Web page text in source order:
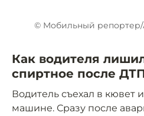
© Мобильный репортер/
Как водителя
спиртное после
Водитель съехал в кювет
машине. Сразу после